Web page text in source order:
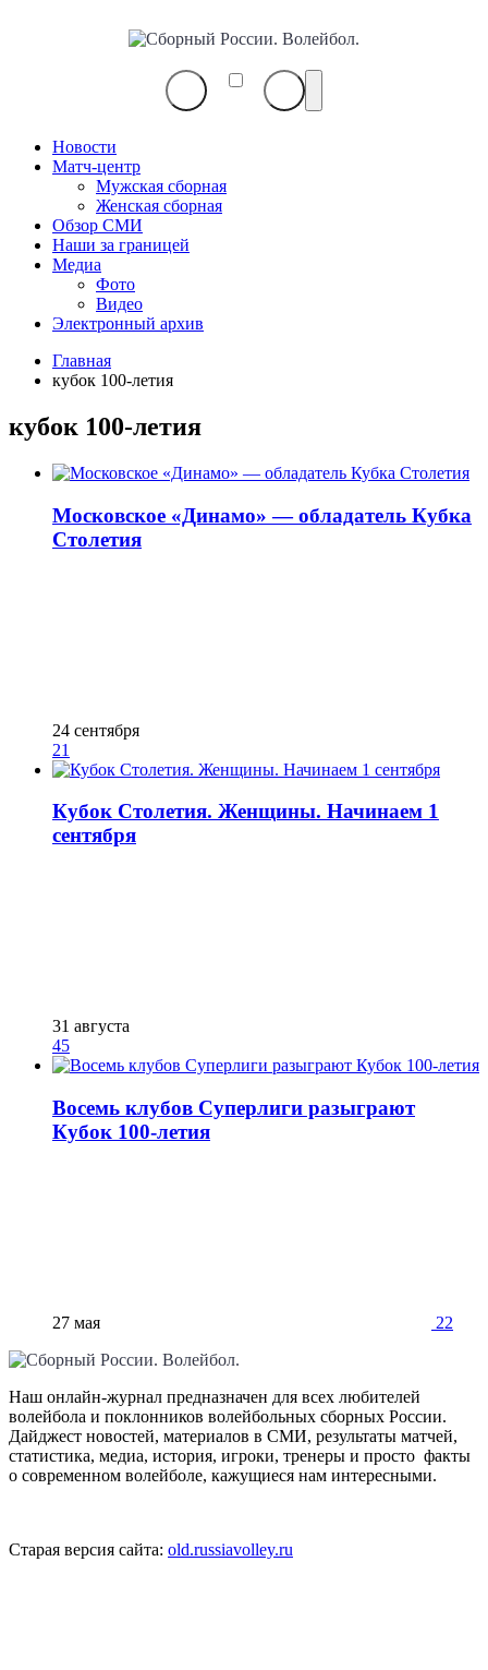
Сборный
Волейбол.
Новости
Матч-центр
Мужская сборная
Женская сборная
Обзор СМИ
Наши за границей
Медиа
Фото
Видео
Электронный архив
Главная
кубок 100-летия
кубок 100-летия
Московское «Динамо» — обладатель Кубка
Столетия
24 сентября
21
Кубок Столетия. Женщины. Начинаем 1
сентября
31 августа
45
Восемь клубов Суперлиги разыграют
Кубок 100-летия
27 мая 22
Наш онлайн-журнал предназначен для всех любителей
волейбола и поклонников волейбольных сборных России.
Дайджест новостей, материалов в СМИ, результаты матчей,
статистика, медиа, история, игроки, тренеры и просто факты
о современном волейболе, кажущиеся нам интересными.
Старая версия сайта: old.russiavolley.ru